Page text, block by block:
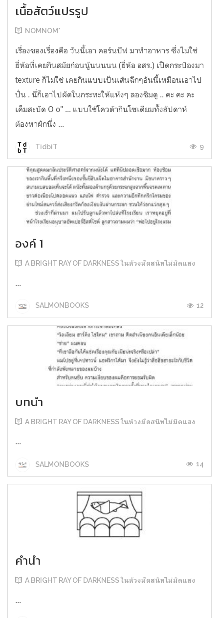
เนื้อสัตว์แปรรูป
NOMNOM*
เรื่องของเรื่องคือ วันนี้เอา คอร์นบีฟ มาทำอาหาร ซึ่งไม่ใช่
ยี่ห้อที่เคยกินสมัยก่อนนู้นนนนน (ยี่ห้อ อสร.) เปิดกระป๋องมา
texture ก็ไม่ใช่ เคยกินแบบเป็นเส้นฉีกๆอันนี้เหมือนเอาไป
ปั่น . นี่ก็เอาไปผัดในกระทะให้แห้งๆ ลองชิมดู .. คะ คะ คะ
เค็มสะบัด O o" ... แบบใช้โควต้ากินโซเดียมทั้งสัปดาห์
ต้องหาผักนึ่ง ...
TidbiT 9
องค์ 1
A BRIGHT RAY OF DARKNESS ในห้วงมืดสนิทไม่มิดแสง
...
SALMONBOOKS 12
บทนำ
A BRIGHT RAY OF DARKNESS ในห้วงมืดสนิทไม่มิดแสง
...
SALMONBOOKS 14
คำนำ
A BRIGHT RAY OF DARKNESS ในห้วงมืดสนิทไม่มิดแสง
...